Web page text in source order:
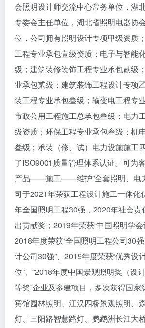
会照明设计师交流中心常务单位，湖
专委会主任单位，湖北省照明电器协
位，公司拥有照明设计专项甲级资质
工程专业承包壹级资质；电子与智能
级；建筑装修装饰工程专业承包贰级
业承包贰级；建筑装饰工程设计专项
装工程专业承包叁级；输变电工程专
市政公用工程施工总承包叁级；电力
级资质；环保工程专业承包叁级；机
叁级；承装（修、试）电力设施施工
了ISO9001质量管理体系认证。可
产品——施工——维护”全套照明、电
司于2021年荣获工程设计施工一体化
年全国照明工程30强，2020年社会责
出贡献奖；2019年荣获“中国照明学会
2018年度荣获“全国照明工程公司30强
计公司30强”、2019年度荣获“优秀设
位”、“2018年度中国景观照明奖（设
等奖”企业及参建项目，多次获得国家
宾馆园林照明、江汉四桥景观照明、
灯、三阳路智慧路灯、鹦鹉洲长江大